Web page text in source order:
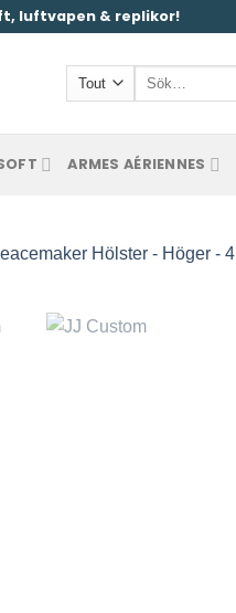
luftvapen & replikor!
Recherche
ARMES AÉRIENNES